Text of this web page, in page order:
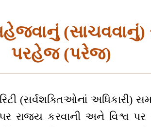
પરહેજ (પરેજ)
(સર્વશક્તિઓનાં અધિકારી)
રાજ્ય કરવાની અને વિશ્વ પર